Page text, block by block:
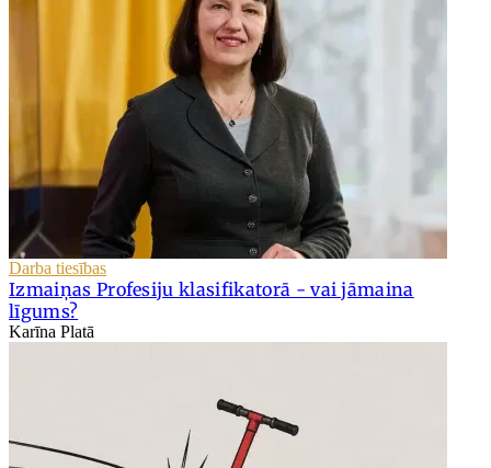
Darba tiesības
Izmaiņas Profesiju klasifikatorā - vai jāmaina
līgums?
Karīna Platā